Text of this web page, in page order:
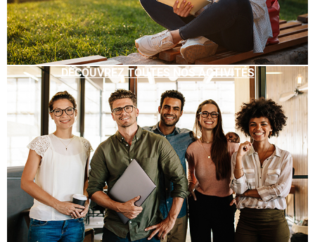
DÉCOUVREZ TOUTES NOS ACTIVITÉS